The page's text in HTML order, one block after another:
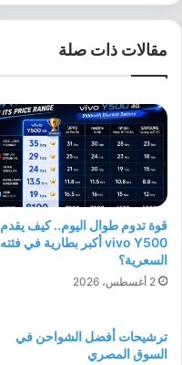
مقالات ذات صلة
قوة تدوم طوال اليوم.. كيف يقدم
vivo Y500 أكبر بطارية في فئته
السعرية؟
2 أغسطس، 2026
ترشيحات أفضل الشواحن في
السوق المصري